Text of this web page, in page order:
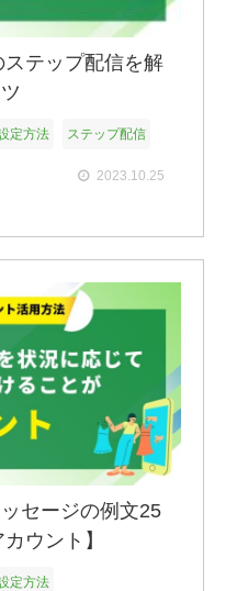
テップ配信を解
定方法 ステップ配信
2023.10.25
セージの例文25
ウント】
定方法